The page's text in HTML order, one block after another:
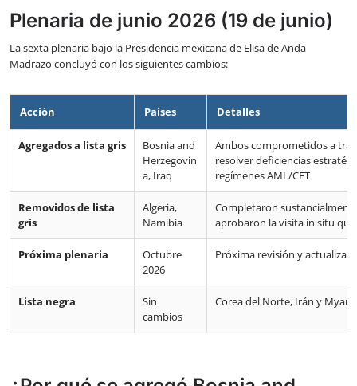
Plenaria de junio 2026 (19 de junio)
La sexta plenaria bajo la Presidencia mexicana de Elisa de Anda
Madrazo concluyó con los siguientes cambios:
Acción Países Detalles
Agregados a lista gris
Bosnia and
Herzegovin
a, Iraq
Ambos comprometidos a
resolver deficiencias
regímenes AML/CFT
Removidos de lista
gris
Algeria,
Namibia
Completaron
aprobaron la visita in situ
Próxima plenaria
Octubre
2026
Próxima revisión y
Lista negra
Sin
cambios
Corea del Norte, Irán y